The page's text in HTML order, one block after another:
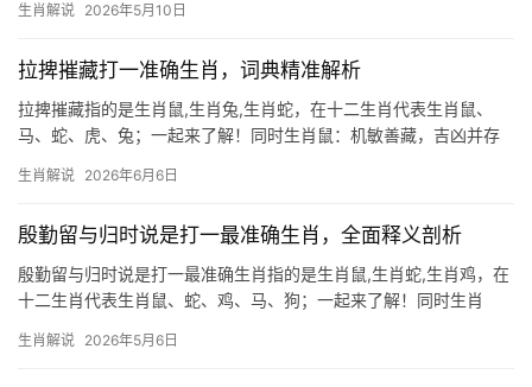
中，最能体现这一特质的莫过于生肖猪，猪天性乐观，不争不抢，
生肖解说 2026年5月10日
拉捭摧藏打一准确生肖，词典精准解析
拉捭摧藏指的是生肖鼠,生肖兔,生肖蛇，在十二生肖代表生肖鼠、
马、蛇、虎、兔；一起来了解！同时生肖鼠：机敏善藏，吉凶并存
隐匿，恰如鼠类昼伏夜出、善避风险的特性，2026年对生肖鼠而言
生肖解说 2026年6月6日
殷勤留与归时说是打一最准确生肖，全面释义剖析
殷勤留与归时说是打一最准确生肖指的是生肖鼠,生肖蛇,生肖鸡，在
十二生肖代表生肖鼠、蛇、鸡、马、狗；一起来了解！同时生肖
的生肖，当属生肖鼠，鼠为十二生肖之首，天生嗅觉敏锐，善于未
生肖解说 2026年5月6日